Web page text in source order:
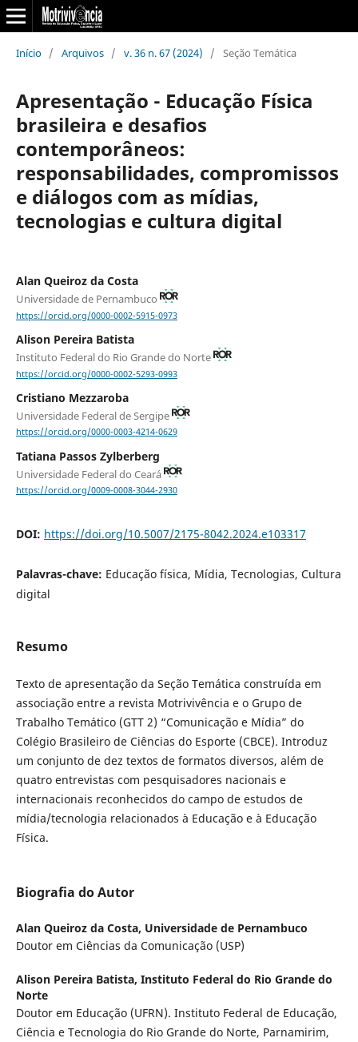
Início / Arquivos / v. 36 n. 67 (2024) / Seção Temática
Apresentação - Educação Física
brasileira e desafios
contemporâneos:
responsabilidades, compromissos
e diálogos com as mídias,
tecnologias e cultura digital
Alan Queiroz da Costa
Universidade de Pernambuco
https://orcid.org/0000-0002-5915-0973
Alison Pereira Batista
Instituto Federal do Rio Grande do Norte
https://orcid.org/0000-0002-5293-0993
Cristiano Mezzaroba
Universidade Federal de Sergipe
https://orcid.org/0000-0003-4214-0629
Tatiana Passos Zylberberg
Universidade Federal do Ceará
https://orcid.org/0009-0008-3044-2930
DOI: https://doi.org/10.5007/2175-8042.2024.e103317
Palavras-chave: Educação física, Mídia, Tecnologias, Cultura
digital
Resumo
Texto de apresentação da Seção Temática construída em
associação entre a revista Motrivivência e o Grupo de
Trabalho Temático (GTT 2) “Comunicação e Mídia” do
Colégio Brasileiro de Ciências do Esporte (CBCE). Introduz
um conjunto de dez textos de formatos diversos, além de
quatro entrevistas com pesquisadores nacionais e
internacionais reconhecidos do campo de estudos de
mídia/tecnologia relacionados à Educação e à Educação
Física.
Biografia do Autor
Alan Queiroz da Costa, Universidade de Pernambuco
Doutor em Ciências da Comunicação (USP)
Alison Pereira Batista, Instituto Federal do Rio Grande do
Norte
Doutor em Educação (UFRN). Instituto Federal de Educação,
Ciência e Tecnologia do Rio Grande do Norte, Parnamirim,